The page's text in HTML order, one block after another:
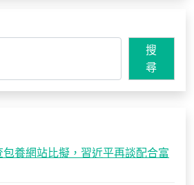
搜
尋
養網站比擬，習近平再談配合富